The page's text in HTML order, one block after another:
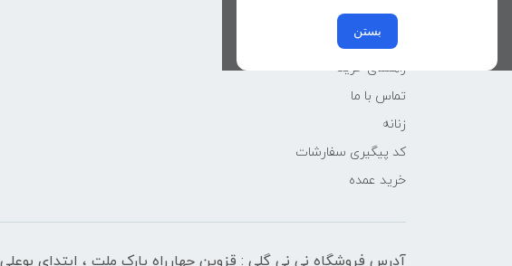
بستن
پسرانه
کوچولوهای نی نی گلی
راهنمای خرید
تماس با ما
زنانه
کد پیگیری سفارشات
خرید عمده
آدرس فروشگاه نی نی گلی : قزوین چهارراه پارک ملت ، ابتدای